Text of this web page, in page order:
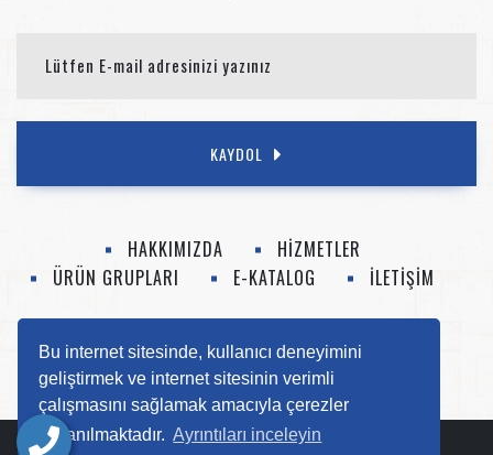
Bu internet sitesinde, kullanıcı deneyimini
geliştirmek ve internet sitesinin verimli
çalışmasını sağlamak amacıyla çerezler
kullanılmaktadır. Ayrıntıları inceleyin
KAYDOL
HAKKIMIZDA
HİZMETLER
ÜRÜN GRUPLARI
E-KATALOG İLETİŞİM
0 (412) 252 52 14 info@tenyapi.com